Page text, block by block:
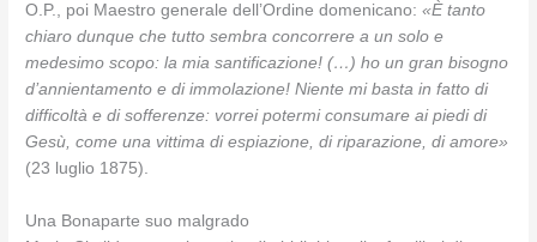
O.P., poi Maestro generale dell’Ordine domenicano:«È tanto
chiaro dunque che tutto sembra concorrere a un solo e
medesimo scopo: la mia santificazione! (…) ho un gran bisogno
d’annientamento e di immolazione! Niente mi basta in fatto di
difficoltà e di sofferenze: vorrei potermi consumare ai piedi di
Gesù, come una vittima di espiazione, di riparazione, di amore»
(23 luglio 1875).
Una Bonaparte suo malgrado